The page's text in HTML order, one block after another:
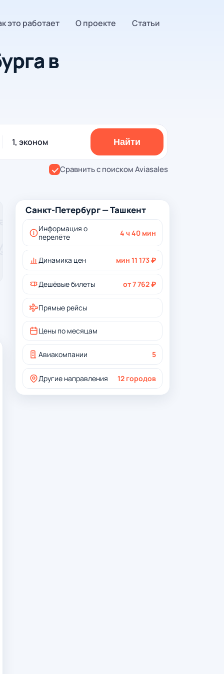
это работает О проекте Статьи
в
1, эконом Найти
Сравнить с поиском Aviasales
Санкт-Петербург — Ташкент
Информация о
перелёте
4 ч 40 мин
Динамика цен мин 11 173 ₽
Дешёвые билеты от 7 762 ₽
Прямые рейсы
Цены по месяцам
Авиакомпании 5
Другие направления 12 городов